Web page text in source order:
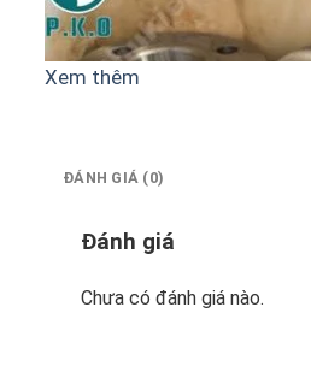
Xem thêm
ĐÁNH GIÁ (0)
Đánh giá
Chưa có đánh giá nào.